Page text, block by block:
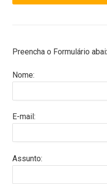
Preencha o Formulário
Nome:
E-mail:
Assunto: